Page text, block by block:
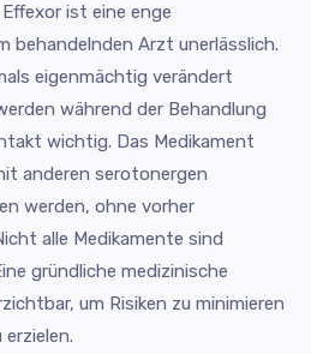
ist eine enge
behandelnden Arzt unerlässlich.
eigenmächtig verändert
während der Behandlung
wichtig. Das Medikament
anderen serotonergen
werden, ohne vorher
alle Medikamente sind
gründliche medizinische
um Risiken zu minimieren